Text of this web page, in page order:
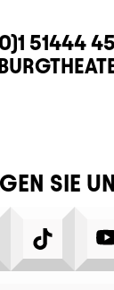
51444
SIE
TIKTOK